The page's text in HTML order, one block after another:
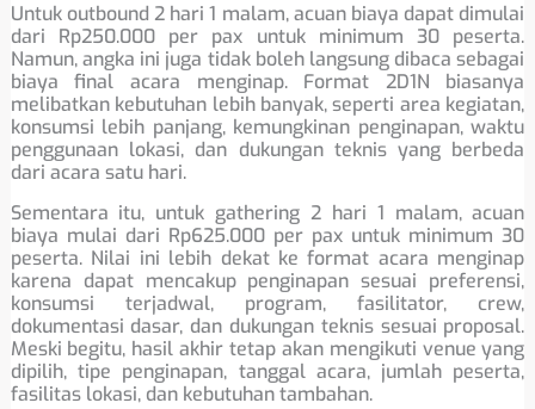
Untuk outbound 2 hari 1 malam, acuan biaya dapat dimulai
dari Rp250.000 per pax untuk minimum 30 peserta.
Namun, angka ini juga tidak boleh langsung dibaca sebagai
biaya final acara menginap. Format 2D1N biasanya
melibatkan kebutuhan lebih banyak, seperti area kegiatan,
konsumsi lebih panjang, kemungkinan penginapan, waktu
penggunaan lokasi, dan dukungan teknis yang berbeda
dari acara satu hari.
Sementara itu, untuk gathering 2 hari 1 malam, acuan
biaya mulai dari Rp625.000 per pax untuk minimum 30
peserta. Nilai ini lebih dekat ke format acara menginap
karena dapat mencakup penginapan sesuai preferensi,
konsumsi terjadwal, program, fasilitator, crew,
dokumentasi dasar, dan dukungan teknis sesuai proposal.
Meski begitu, hasil akhir tetap akan mengikuti venue yang
dipilih, tipe penginapan, tanggal acara, jumlah peserta,
fasilitas lokasi, dan kebutuhan tambahan.